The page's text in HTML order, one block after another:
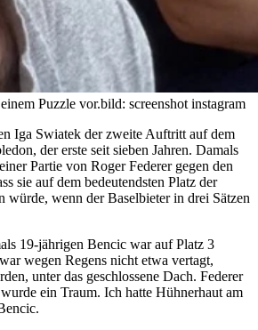
Puzzle vor.bild: screenshot instagram
Iga Swiatek der zweite Auftritt auf dem
der erste seit sieben Jahren. Damals
Partie von Roger Federer gegen den
sie auf dem bedeutendsten Platz der
würde, wenn der Baselbieter in drei Sätzen
19-jährigen Bencic war auf Platz 3
wegen Regens nicht etwa vertagt,
unter das geschlossene Dach. Federer
ein Traum. Ich hatte Hühnerhaut am